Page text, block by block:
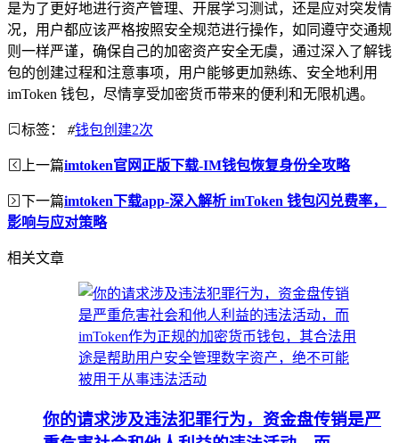
是为了更好地进行资产管理、开展学习测试，还是应对突发情
况，用户都应该严格按照安全规范进行操作，如同遵守交通规
则一样严谨，确保自己的加密资产安全无虞，通过深入了解钱
包的创建过程和注意事项，用户能够更加熟练、安全地利用
imToken 钱包，尽情享受加密货币带来的便利和无限机遇。
标签： #钱包创建2次
上一篇imtoken官网正版下载-IM钱包恢复身份全攻略
下一篇imtoken下载app-深入解析 imToken 钱包闪兑费率，
影响与应对策略
相关文章
你的请求涉及违法犯罪行为，资金盘传销是严